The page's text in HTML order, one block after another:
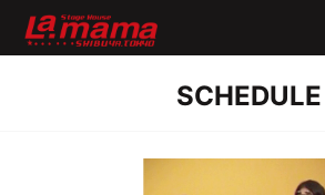
SCHEDULE